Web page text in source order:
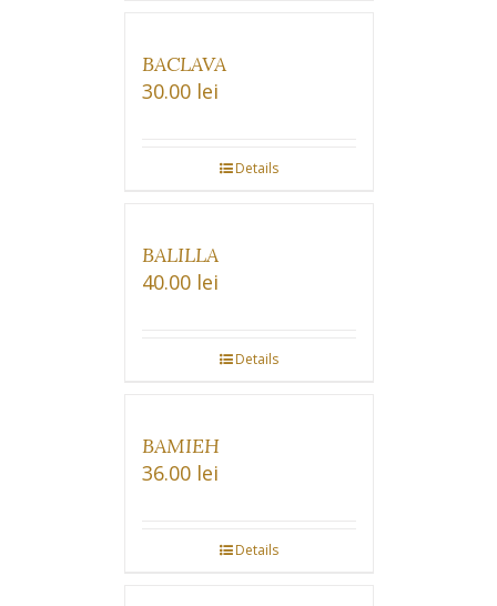
BACLAVA
30.00 lei
Details
BALILLA
40.00 lei
Details
BAMIEH
36.00 lei
Details